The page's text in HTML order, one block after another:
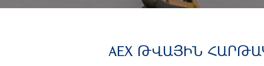
AEX ԹՎԱՅԻՆ